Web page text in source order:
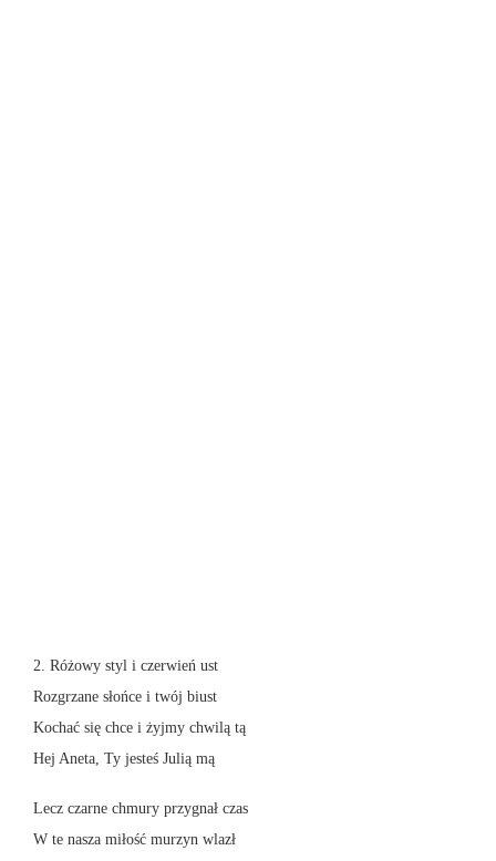
2. Różowy styl i czerwień ust
Rozgrzane słońce i twój biust
Kochać się chce i żyjmy chwilą tą
Hej Aneta, Ty jesteś Julią mą
Lecz czarne chmury przygnał czas
W te nasza miłość murzyn wlazł